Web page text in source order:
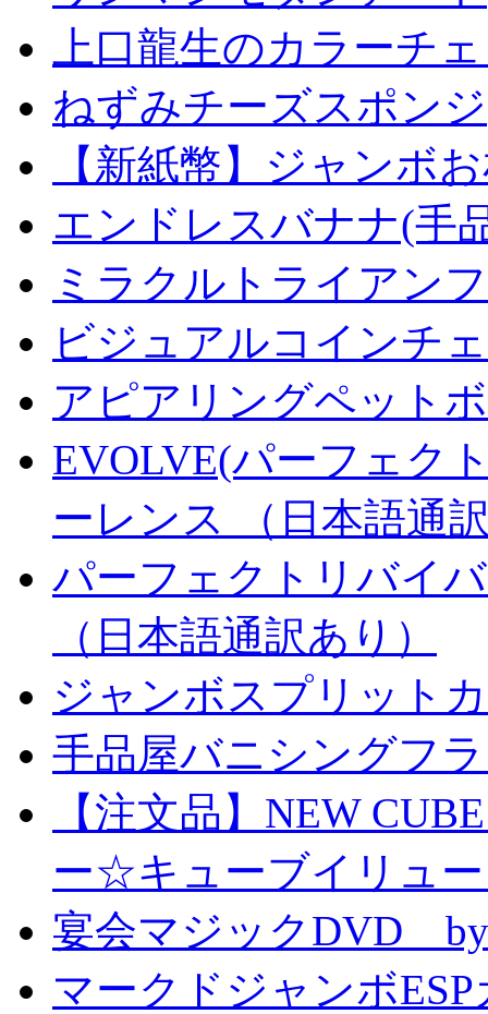
上口龍生のカラーチ
ねずみチーズスポンジ
【新紙幣】ジャンボ
エンドレスバナナ(手
ミラクルトライアン
ビジュアルコインチ
アピアリングペット
EVOLVE(パーフェク
ーレンス （日本語通
パーフェクトリバイ
（日本語通訳あり）
ジャンボスプリット
手品屋バニシングフ
【注文品】NEW
ー☆キューブイリュ
宴会マジックDVD
マークドジャンボ